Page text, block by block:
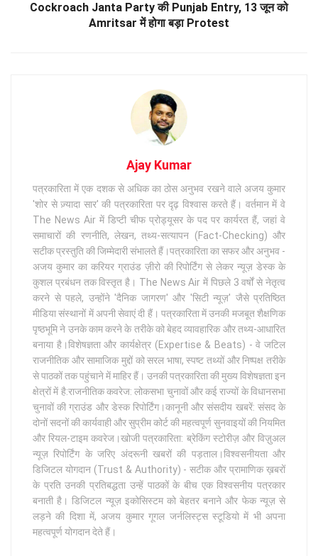
Cockroach Janta Party की Punjab Entry, 13 जून को
Amritsar में होगा बड़ा Protest
Ajay Kumar
पत्रकारिता में एक दशक से अधिक का ठोस अनुभव रखने वाले अजय कुमार
'शोर से ज़्यादा सार' की पत्रकारिता पर दृढ़ विश्वास करते हैं। वर्तमान में वे
The News Air में डिप्टी चीफ प्रोड्यूसर के पद पर कार्यरत हैं, जहां वे
समाचारों की रणनीति, लेखन, तथ्य-सत्यापन (Fact-Checking) और
सटीक प्रस्तुति की जिम्मेदारी संभालते हैं।पत्रकारिता का सफर और अनुभव -
अजय कुमार का करियर ग्राउंड ज़ीरो की रिपोर्टिंग से लेकर न्यूज़ डेस्क के
कुशल प्रबंधन तक विस्तृत है। The News Air में पिछले 3 वर्षों से नेतृत्व
करने से पहले, उन्होंने 'दैनिक जागरण' और 'सिटी न्यूज़' जैसे प्रतिष्ठित
मीडिया संस्थानों में अपनी सेवाएं दी हैं। पत्रकारिता में उनकी मजबूत शैक्षणिक
पृष्ठभूमि ने उनके काम करने के तरीके को बेहद व्यावहारिक और तथ्य-आधारित
बनाया है।विशेषज्ञता और कार्यक्षेत्र (Expertise & Beats) - वे जटिल
राजनीतिक और सामाजिक मुद्दों को सरल भाषा, स्पष्ट तथ्यों और निष्पक्ष तरीके
से पाठकों तक पहुंचाने में माहिर हैं। उनकी पत्रकारिता की मुख्य विशेषज्ञता इन
क्षेत्रों में है:राजनीतिक कवरेज: लोकसभा चुनावों और कई राज्यों के विधानसभा
चुनावों की ग्राउंड और डेस्क रिपोर्टिंग।कानूनी और संसदीय खबरें: संसद के
दोनों सदनों की कार्यवाही और सुप्रीम कोर्ट की महत्वपूर्ण सुनवाइयों की नियमित
और रियल-टाइम कवरेज।खोजी पत्रकारिता: ब्रेकिंग स्टोरीज़ और विज़ुअल
न्यूज़ रिपोर्टिंग के जरिए अंदरूनी खबरों की पड़ताल।विश्वसनीयता और
डिजिटल योगदान (Trust & Authority) - सटीक और प्रामाणिक ख़बरों
के प्रति उनकी प्रतिबद्धता उन्हें पाठकों के बीच एक विश्वसनीय पत्रकार
बनाती है। डिजिटल न्यूज़ इकोसिस्टम को बेहतर बनाने और फेक न्यूज़ से
लड़ने की दिशा में, अजय कुमार गूगल जर्नलिस्ट्स स्टूडियो में भी अपना
महत्वपूर्ण योगदान देते हैं।